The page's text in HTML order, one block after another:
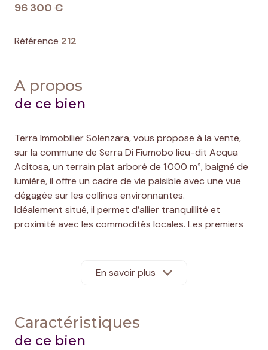
96 300 €
Référence 212
A propos
de ce bien
Terra Immobilier Solenzara, vous propose à la vente,
sur la commune de Serra Di Fiumobo lieu-dit Acqua
Acitosa, un terrain plat arboré de 1.000 m², baigné de
lumière, il offre un cadre de vie paisible avec une vue
dégagée sur les collines environnantes.
Idéalement situé, il permet d’allier tranquillité et
proximité avec les commodités locales. Les premiers
Quelques points forts :
Vue dégagée sur la colline
En savoir plus
Caractéristiques
de ce bien